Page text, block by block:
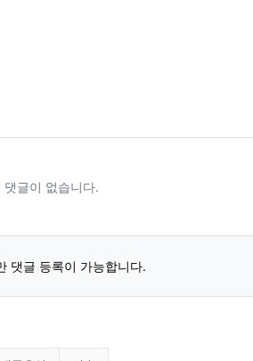
댓글이 없습니다.
댓글 등록이 가능합니다.